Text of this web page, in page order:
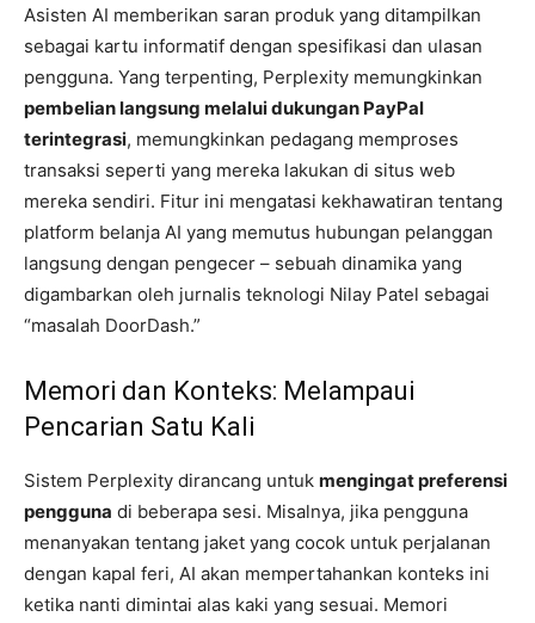
Asisten AI memberikan saran produk yang ditampilkan
sebagai kartu informatif dengan spesifikasi dan ulasan
pengguna. Yang terpenting, Perplexity memungkinkan
pembelian langsung melalui dukungan PayPal
terintegrasi, memungkinkan pedagang memproses
transaksi seperti yang mereka lakukan di situs web
mereka sendiri. Fitur ini mengatasi kekhawatiran tentang
platform belanja AI yang memutus hubungan pelanggan
langsung dengan pengecer – sebuah dinamika yang
digambarkan oleh jurnalis teknologi Nilay Patel sebagai
“masalah DoorDash.”
Memori dan Konteks: Melampaui
Pencarian Satu Kali
Sistem Perplexity dirancang untuk mengingat preferensi
pengguna di beberapa sesi. Misalnya, jika pengguna
menanyakan tentang jaket yang cocok untuk perjalanan
dengan kapal feri, AI akan mempertahankan konteks ini
ketika nanti dimintai alas kaki yang sesuai. Memori